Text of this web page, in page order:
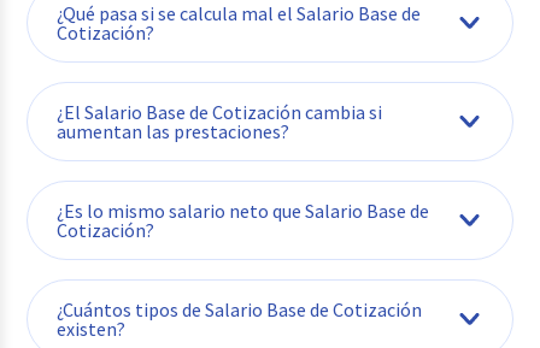
¿Qué pasa si se calcula mal el Salario Base de
Cotización?
¿El Salario Base de Cotización cambia si
aumentan las prestaciones?
¿Es lo mismo salario neto que Salario Base de
Cotización?
¿Cuántos tipos de Salario Base de Cotización
existen?